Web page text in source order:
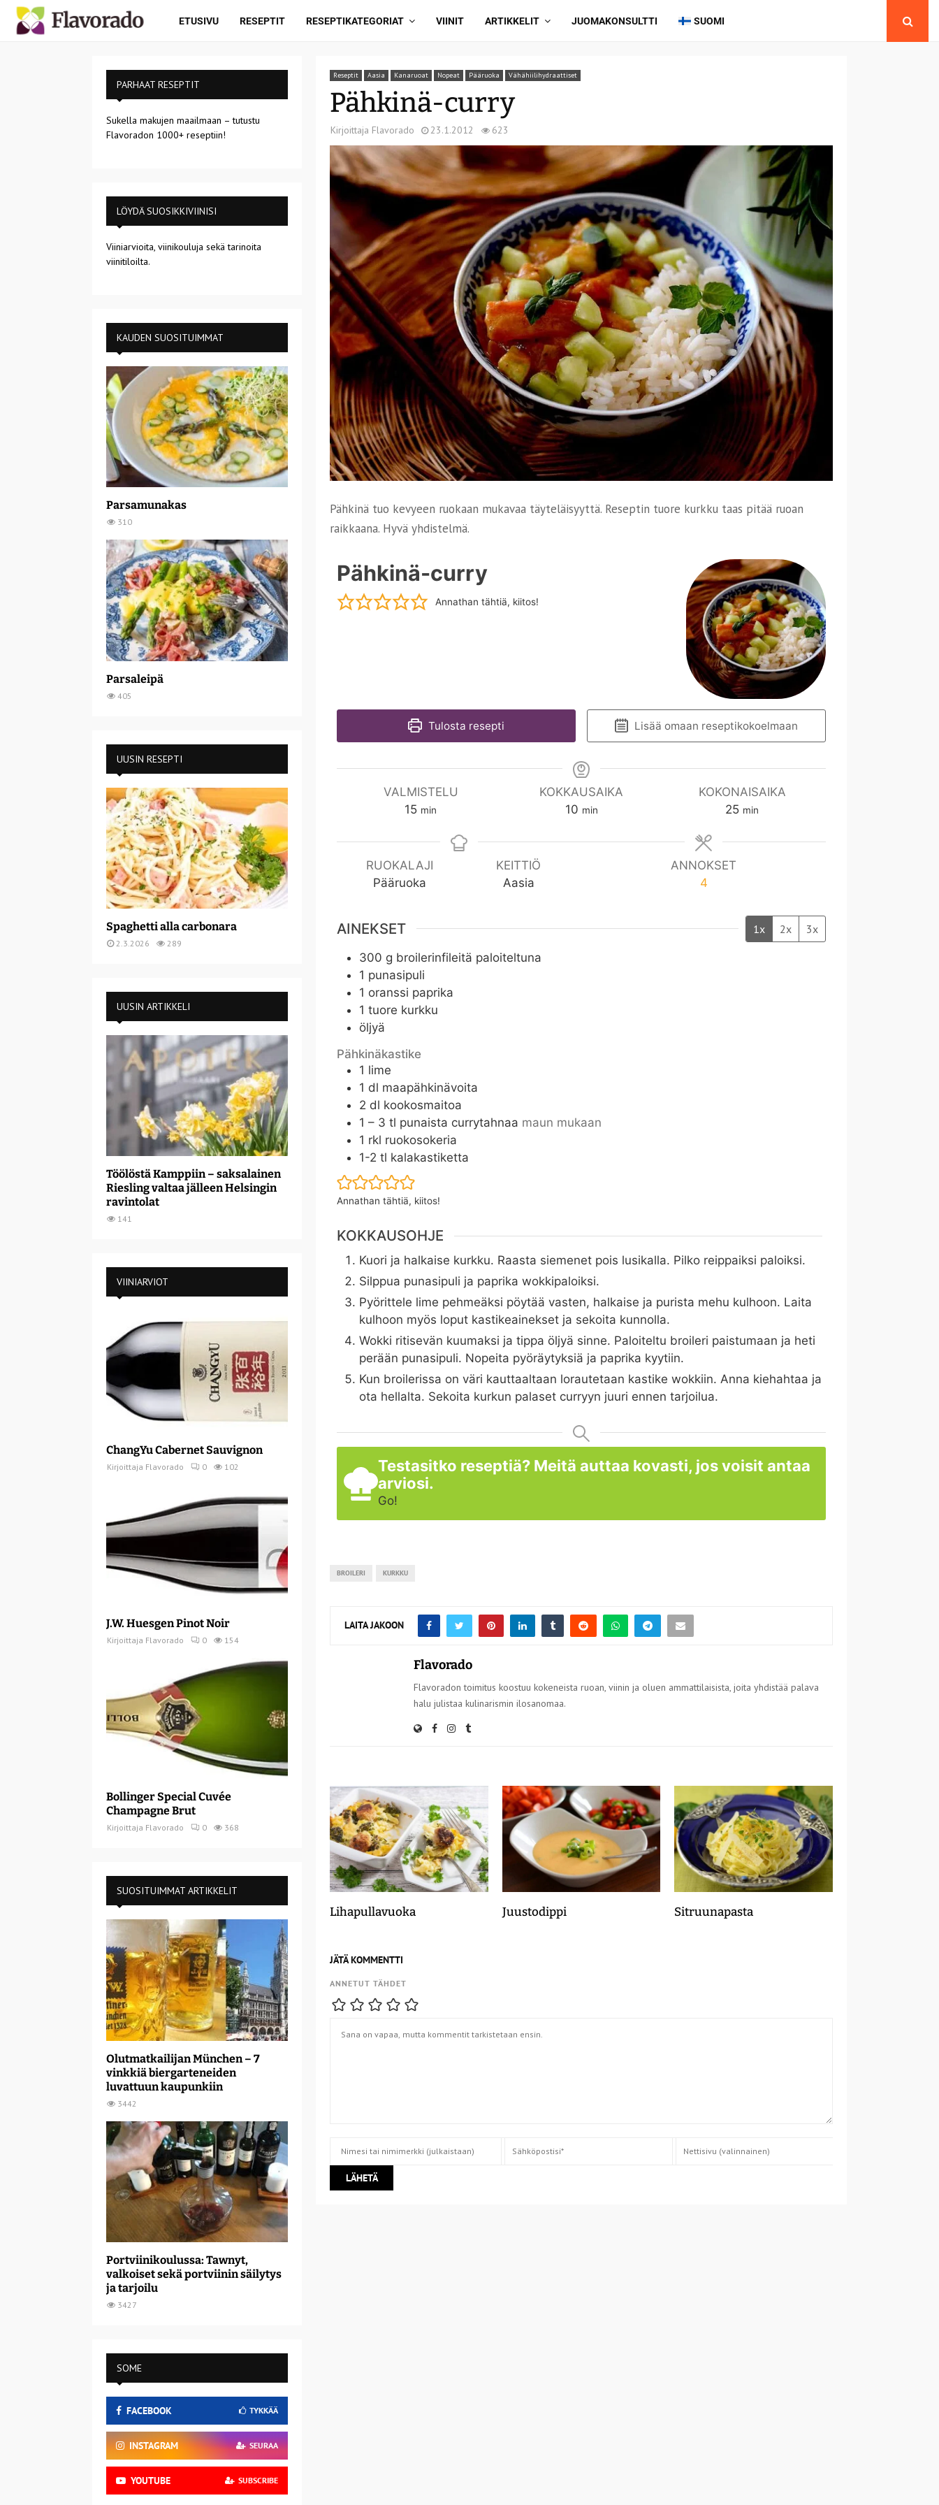
ETUSIVU RESEPTIT RESEPTIKATEGORIAT VIINIT ARTIKKELIT JUOMAKONSULTTI SUOMI
Reseptit Aasia Kanaruoat Nopeat Pääruoka Vähähiilihydraattiset
Pähkinä-curry
Kirjoittaja Flavorado 23.1.2012 623
Pähkinä tuo kevyeen ruokaan mukavaa täyteläisyyttä. Reseptin tuore kurkku taas pitää ruoan
raikkaana. Hyvä yhdistelmä.
Pähkinä-curry
Annathan tähtiä, kiitos!
Tulosta resepti Lisää omaan reseptikokoelmaan
VALMISTELU
15m
n
min
KOKKAUSAIKA
10m
n
min
KOKONAISAIKA
25m
n
min
RUOKALAJI
Pääruoka
KEITTIÖ
Aasia
ANNOKSET
4
AINEKSET 1x 2x 3x
300 g broilerinfileitä paloiteltuna
1 punasipuli
1 oranssi paprika
1 tuore kurkku
öljyä
Pähkinäkastike
1 lime
1 dl maapähkinävoita
2 dl kookosmaitoa
1 – 3 tl punaista currytahnaa maun mukaan
1 rkl ruokosokeria
1-2 tl kalakastiketta
Annathan tähtiä, kiitos!
KOKKAUSOHJE
Kuori ja halkaise kurkku. Raasta siemenet pois lusikalla. Pilko reippaiksi paloiksi.
Silppua punasipuli ja paprika wokkipaloiksi.
Pyörittele lime pehmeäksi pöytää vasten, halkaise ja purista mehu kulhoon. Laita
kulhoon myös loput kastikeainekset ja sekoita kunnolla.
Wokki ritisevän kuumaksi ja tippa öljyä sinne. Paloiteltu broileri paistumaan ja heti
perään punasipuli. Nopeita pyöräytyksiä ja paprika kyytiin.
Kun broilerissa on väri kauttaaltaan lorautetaan kastike wokkiin. Anna kiehahtaa ja
ota hellalta. Sekoita kurkun palaset curryyn juuri ennen tarjoilua.
Testasitko reseptiä? Meitä auttaa kovasti, jos voisit antaa
arviosi.
Go!
BROILERI KURKKU
LAITA JAKOON
Flavorado
Flavoradon toimitus koostuu kokeneista ruoan, viinin ja oluen ammattilaisista, joita yhdistää palava
halu julistaa kulinarismin ilosanomaa.
Lihapullavuoka Juustodippi Sitruunapasta
JÄTÄ KOMMENTTI
ANNETUT TÄHDET
PARHAAT RESEPTIT
Sukella makujen maailmaan – tutustu
Flavoradon 1000+ reseptiin!
LÖYDÄ SUOSIKKIVIINISI
Viiniarvioita, viinikouluja sekä tarinoita
viinitiloilta.
KAUDEN SUOSITUIMMAT
Parsamunakas
310
Parsaleipä
405
UUSIN RESEPTI
Spaghetti alla carbonara
2.3.2026 289
UUSIN ARTIKKELI
Töölöstä Kamppiin – saksalainen
Riesling valtaa jälleen Helsingin
ravintolat
141
VIINIARVIOT
ChangYu Cabernet Sauvignon
Kirjoittaja Flavorado 0 102
J.W. Huesgen Pinot Noir
Kirjoittaja Flavorado 0 154
Bollinger Special Cuvée
Champagne Brut
Kirjoittaja Flavorado 0 368
SUOSITUIMMAT ARTIKKELIT
Olutmatkailijan München – 7
vinkkiä biergarteneiden
luvattuun kaupunkiin
3442
Portviinikoulussa: Tawnyt,
valkoiset sekä portviinin säilytys
ja tarjoilu
3427
SOME
FACEBOOK TYKKÄÄ
INSTAGRAM SEURAA
YOUTUBE SUBSCRIBE